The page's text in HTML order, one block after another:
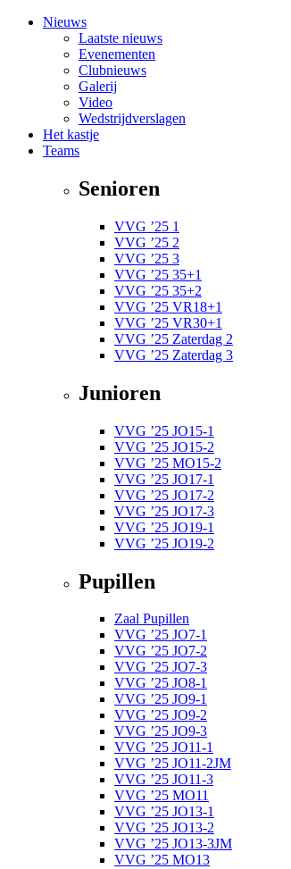
Nieuws
Laatste nieuws
Evenementen
Clubnieuws
Galerij
Video
Wedstrijdverslagen
Het kastje
Teams
Senioren
VVG ’25 1
VVG ’25 2
VVG ’25 3
VVG ’25 35+1
VVG ’25 35+2
VVG ’25 VR18+1
VVG ’25 VR30+1
VVG ’25 Zaterdag 2
VVG ’25 Zaterdag 3
Junioren
VVG ’25 JO15-1
VVG ’25 JO15-2
VVG ’25 MO15-2
VVG ’25 JO17-1
VVG ’25 JO17-2
VVG ’25 JO17-3
VVG ’25 JO19-1
VVG ’25 JO19-2
Pupillen
Zaal Pupillen
VVG ’25 JO7-1
VVG ’25 JO7-2
VVG ’25 JO7-3
VVG ’25 JO8-1
VVG ’25 JO9-1
VVG ’25 JO9-2
VVG ’25 JO9-3
VVG ’25 JO11-1
VVG ’25 JO11-2JM
VVG ’25 JO11-3
VVG ’25 MO11
VVG ’25 JO13-1
VVG ’25 JO13-2
VVG ’25 JO13-3JM
VVG ’25 MO13